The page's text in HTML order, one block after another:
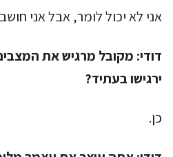
אני לא יכול לומר, אבל אני
דודי: מקובל מרגיש את
ירגישו בעתיד?
כן.